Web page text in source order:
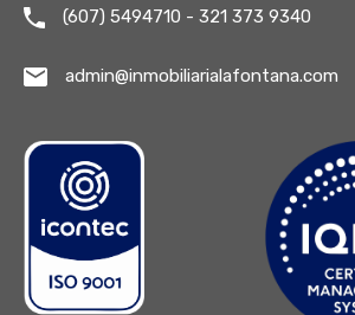
(607) 5494710 - 321 373 9340
admin@inmobiliarialafontana.com